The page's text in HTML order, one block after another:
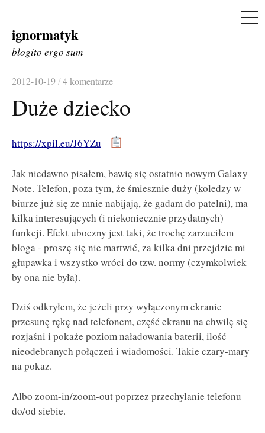
Skip
to
ignormatyk
blogito ergo sum
2012-10-19/4 komentarze
Duże dziecko
https://xpil.eu/J6YZu
Jak niedawno pisałem, bawię się ostatnio nowym Galaxy
Note. Telefon, poza tym, że śmiesznie duży (koledzy w
biurze już się ze mnie nabijają, że gadam do patelni), ma
kilka interesujących (i niekoniecznie przydatnych)
funkcji. Efekt uboczny jest taki, że trochę zarzuciłem
bloga - proszę się nie martwić, za kilka dni przejdzie mi
głupawka i wszystko wróci do tzw. normy (czymkolwiek
by ona nie była).
Dziś odkryłem, że jeżeli przy wyłączonym ekranie
przesunę rękę nad telefonem, część ekranu na chwilę się
rozjaśni i pokaże poziom naładowania baterii, ilość
nieodebranych połączeń i wiadomości. Takie czary-mary
na pokaz.
Albo zoom-in/zoom-out poprzez przechylanie telefonu
do/od siebie.